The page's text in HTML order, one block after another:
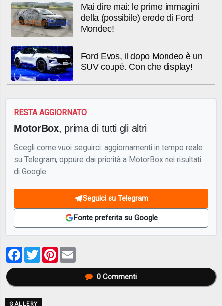
Mai dire mai: le prime immagini
della (possibile) erede di Ford
Mondeo!
Ford Evos, il dopo Mondeo è un
SUV coupé. Con che display!
RESTA AGGIORNATO
MotorBox, prima di tutti gli altri
Scegli come vuoi seguirci: aggiornamenti in tempo reale
su Telegram, oppure dai priorità a MotorBox nei risultati
di Google.
Seguici su Telegram
Fonte preferita su Google
Facebook
TwitterPinterest
0Commenti
GALLERY